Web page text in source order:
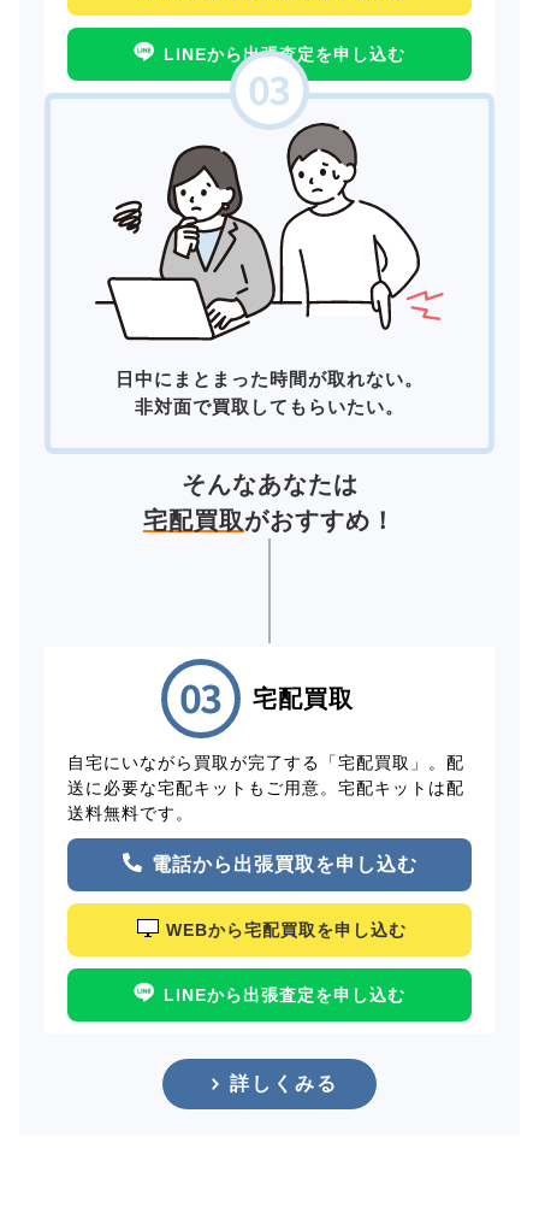
LINEから出張査定を申し込む
日中にまとまった時間が取れない。
非対面で買取してもらいたい。
そんなあなたは
宅配買取がおすすめ！
宅配買取
自宅にいながら買取が完了する「宅配買取」。配
送に必要な宅配キットもご用意。宅配キットは配
送料無料です。
電話から出張買取を申し込む
WEBから宅配買取を申し込む
LINEから出張査定を申し込む
詳しくみる